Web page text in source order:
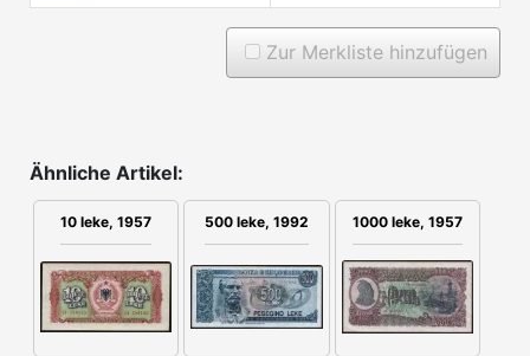
Zur Merkliste hinzufügen
Ähnliche Artikel:
10 leke, 1957 500 leke, 1992 1000 leke, 1957